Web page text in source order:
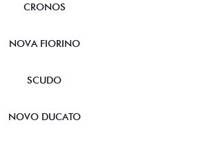
CRONOS
NOVA FIORINO
SCUDO
NOVO DUCATO